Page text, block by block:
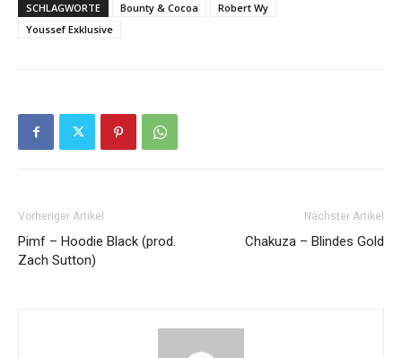
SCHLAGWORTE Bounty & Cocoa
Robert Wy
Youssef Exklusive
Vorheriger Artikel
Pimf – Hoodie Black (prod.
Zach Sutton)
Nächster Artikel
Chakuza – Blindes Gold